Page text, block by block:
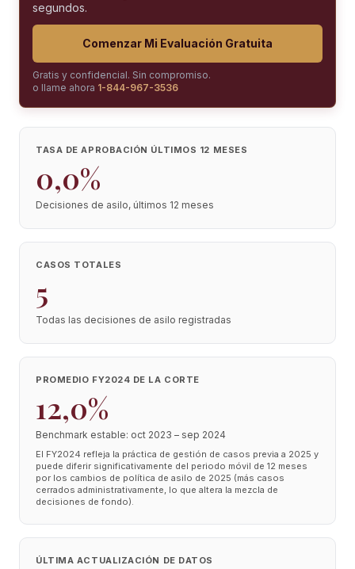
segundos.
Comenzar Mi Evaluación Gratuita
Gratis y confidencial. Sin compromiso.
o llame ahora 1-844-967-3536
TASA DE APROBACIÓN ÚLTIMOS 12 MESES
0,0%
Decisiones de asilo, últimos 12 meses
CASOS TOTALES
5
Todas las decisiones de asilo registradas
PROMEDIO FY2024 DE LA CORTE
12,0%
Benchmark estable: oct 2023 – sep 2024
El FY2024 refleja la práctica de gestión de casos previa a 2025 y
puede diferir significativamente del periodo móvil de 12 meses
por los cambios de política de asilo de 2025 (más casos
cerrados administrativamente, lo que altera la mezcla de
decisiones de fondo).
ÚLTIMA ACTUALIZACIÓN DE DATOS